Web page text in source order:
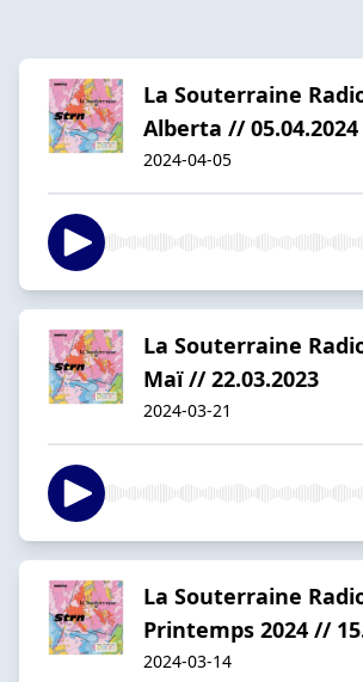
La Souterraine
Alberta // 05.04.2024
2024-04-05
La Souterraine
Maï // 22.03.2023
2024-03-21
La Souterraine
Printemps 2024 //
2024-03-14